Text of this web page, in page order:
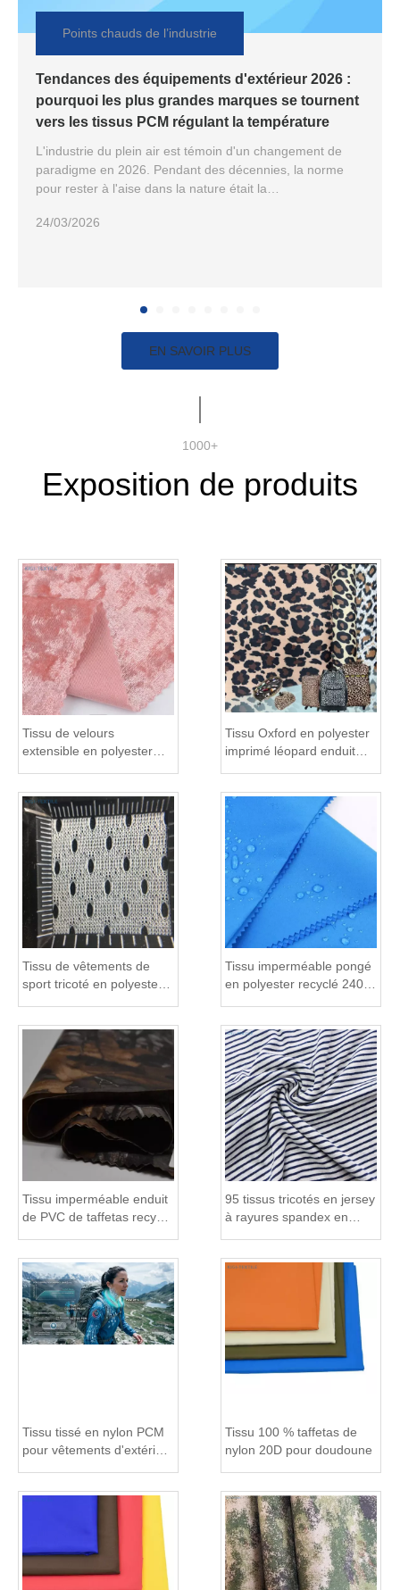
Tendances des équipements d'extérieur 2026 :
pourquoi les plus grandes marques se tournent
vers les tissus PCM régulant la température
L'industrie du plein air est témoin d'un changement de
paradigme en 2026. Pendant des décennies, la norme
pour rester à l'aise dans la nature était la
épaisse lorsqu'il fait froid et se déshabiller lorsqu'il fait
24/03/2026
Points chauds de l’industrie
EN SAVOIR PLUS
1000+
Exposition de produits
Tissu de velours
extensible en polyester
Tissu Oxford en polyester
imprimé léopard enduit
Tissu de vêtements de
sport tricoté en polyester
Tissu imperméable pongé
en polyester recyclé 240T
Tissu imperméable enduit
de PVC de taffetas recyclé
95 tissus tricotés en jersey
à rayures spandex en
Tissu tissé en nylon PCM
pour vêtements d'extérieur
Tissu 100 % taffetas de
nylon 20D pour doudoune